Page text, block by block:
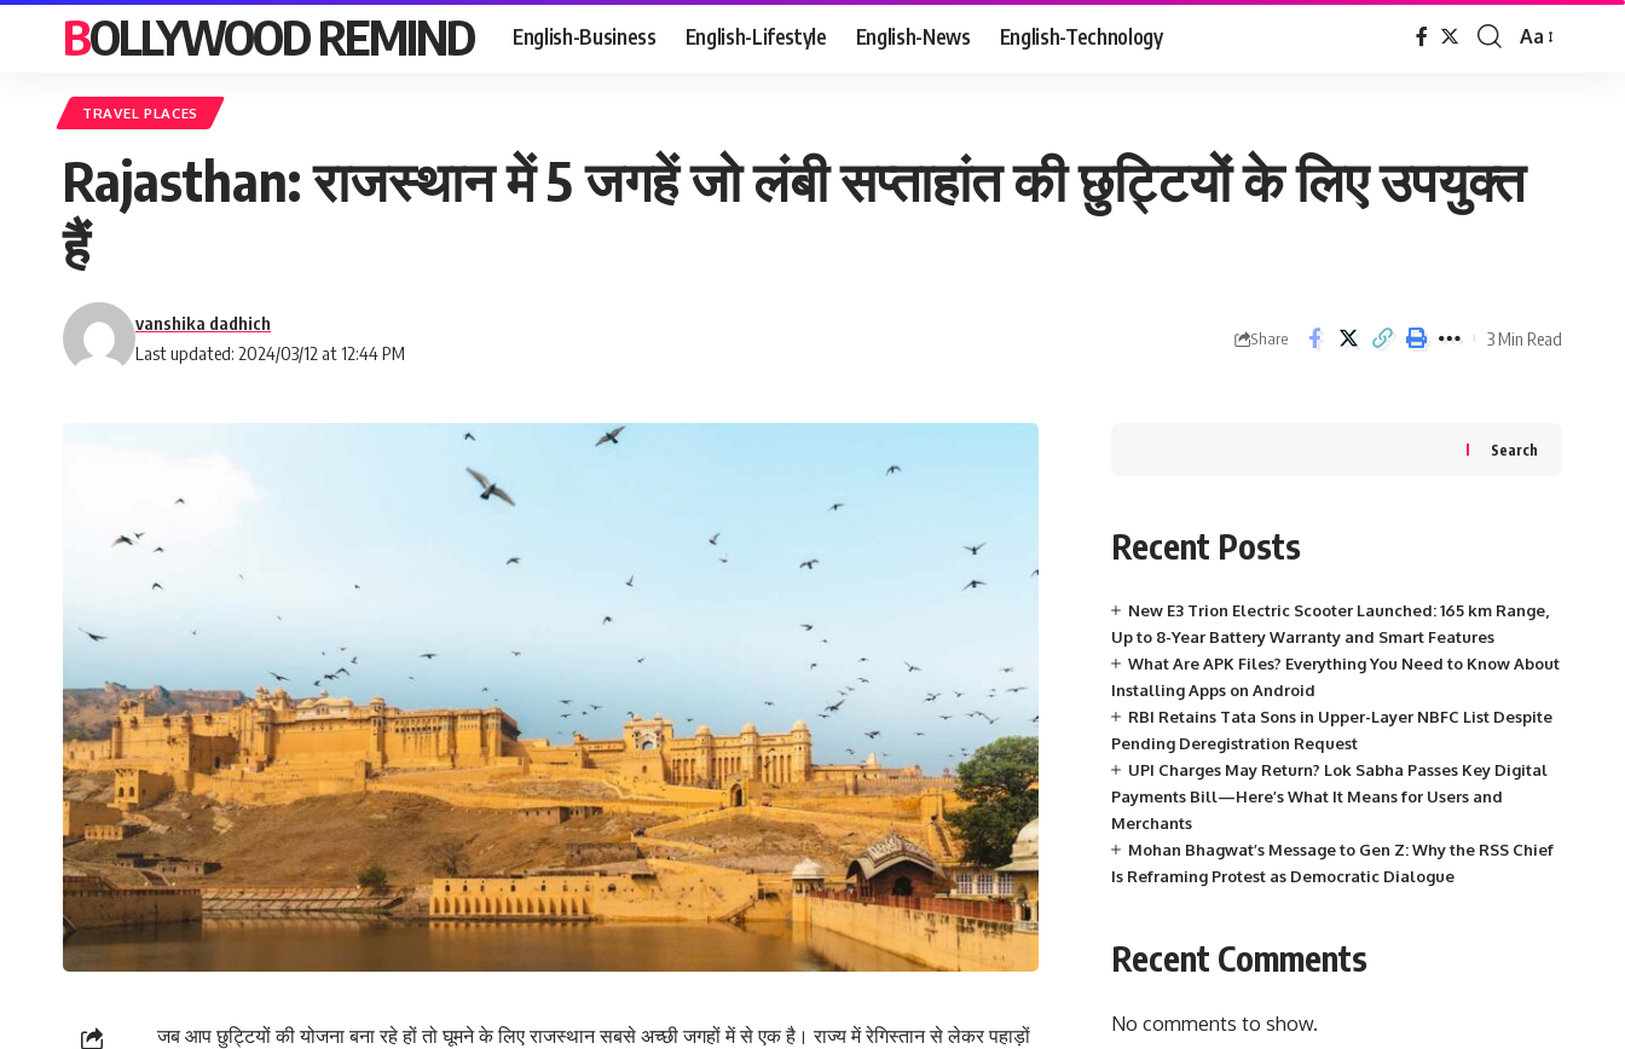
BOLLYWOOD REMIND English-Business English-Lifestyle English-News English-Technology
Font
Aa
TRAVEL PLACES
Rajasthan: राजस्थान में 5 जगहें जो लंबी सप्ताहांत की छुट्टियों के लिए उपयुक्त
हैं
Last updated: 2024/03/12 at 12:44 PM
vanshika dadhich
Share 3 Min Read
जब आप छुट्टियों की योजना बना रहे हों तो घूमने के लिए राजस्थान सबसे अच्छी जगहों में से एक है। राज्य में रेगिस्तान से लेकर पहाड़ों
Search
Recent Posts
New E3 Trion Electric Scooter Launched: 165 km Range,
Up to 8-Year Battery Warranty and Smart Features
What Are APK Files? Everything You Need to Know About
Installing Apps on Android
RBI Retains Tata Sons in Upper-Layer NBFC List Despite
Pending Deregistration Request
UPI Charges May Return? Lok Sabha Passes Key Digital
Payments Bill—Here’s What It Means for Users and
Merchants
Mohan Bhagwat’s Message to Gen Z: Why the RSS Chief
Is Reframing Protest as Democratic Dialogue
Recent Comments
No comments to show.